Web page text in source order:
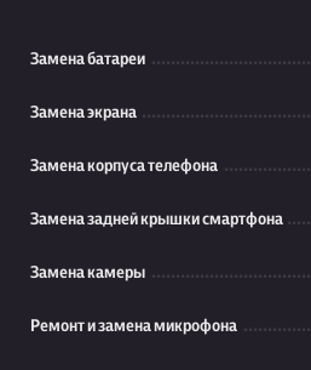
Замена батареи
Замена экрана
Замена корпуса телефона
Замена задней крышки смартфона
Замена камеры
Ремонт и замена микрофона